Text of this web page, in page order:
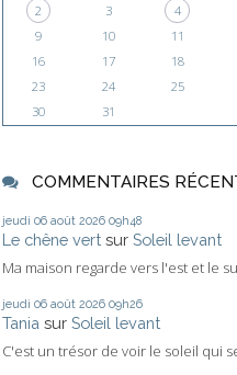
2 3 4
9
10 11
16
17 18
23
24 25
30
31
COMMENTAIRES
jeudi 06 août 2026 09h48
Le chêne vert sur Soleil levant
Ma maison regarde vers l'est et le
jeudi 06 août 2026 09h26
Tania sur Soleil levant
C'est un trésor de voir le soleil qui